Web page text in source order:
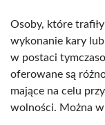
Osoby, które
wykonanie kary
w postaci
oferowane są
mające na celu
wolności. Można